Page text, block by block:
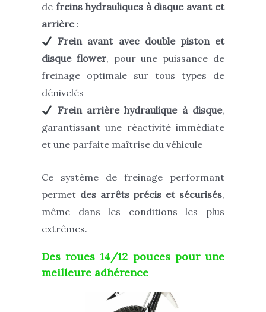
de freins hydrauliques à disque avant et
arrière:
Frein avant avec double piston et
disque flower, pour une puissance de
freinage optimale sur tous types de
dénivelés
Frein arrière hydraulique à disque,
garantissantune réactivité immédiate
et une parfaite maîtrise du véhicule
Ce système de freinage performant
permet des arrêts précis et sécurisés,
même dans les conditions les plus
extrêmes.
Des roues 14/12 pouces pour une
meilleure adhérence